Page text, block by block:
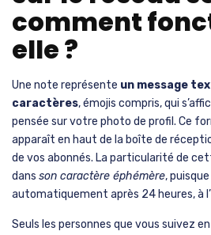
comment
elle ?
Une note représente un message
caractères, émojis compris, qui
pensée sur votre photo de profil. Ce
apparaît en haut de la boîte de
de vos abonnés. La particularité de
dans son caractère éphémère,
automatiquement après 24 heures, à
Seuls les personnes que vous suivez